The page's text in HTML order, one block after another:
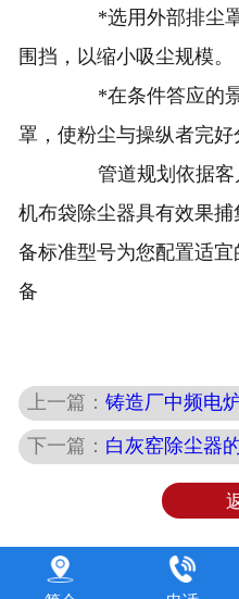
*选用外部排尘罩
围挡，以缩小吸尘规模。
*在条件答应的景
罩，使粉尘与操纵者完好
管道规划依据客
机布袋除尘器具有效果
备标准型号为您配置适
备
上一篇：铸造厂中频电
下一篇： 白灰窑除尘器